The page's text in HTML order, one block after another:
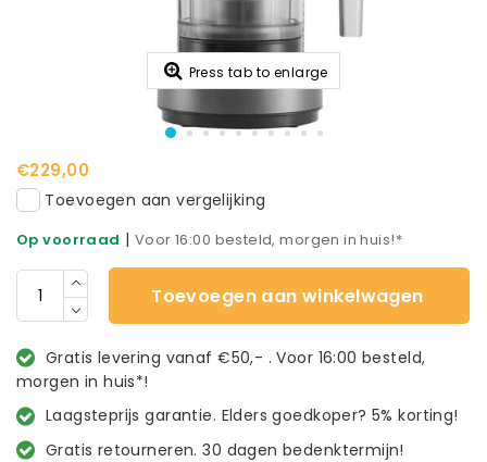
Press tab to enlarge
€229,00
Toevoegen aan vergelijking
Op voorraad | Voor 16:00 besteld, morgen in huis!*
Toevoegen aan winkelwagen
Gratis levering vanaf €50,- . Voor 16:00 besteld,
morgen in huis*!
Laagsteprijs garantie. Elders goedkoper? 5% korting!
Gratis retourneren. 30 dagen bedenktermijn!